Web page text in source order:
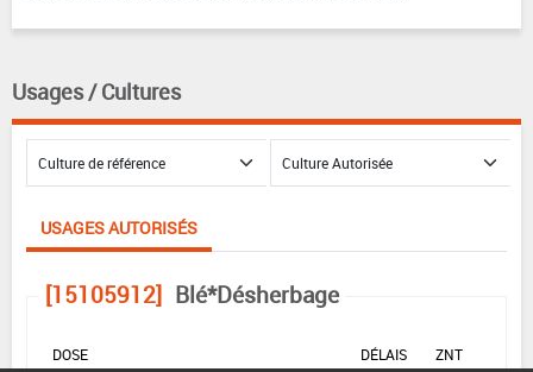
Usages / Cultures
USAGES AUTORISÉS
[15105912] Blé*Désherbage
DOSE
DÉLAIS
ZNT